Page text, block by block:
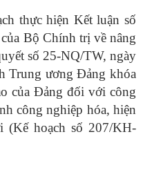
thực hiện Kết luận số
Bộ Chính trị về nâng
số 25-NQ/TW, ngày
Trung ương Đảng khóa
của Đảng đối với công
công nghiệp hóa, hiện
(Kế hoạch số 207/KH-